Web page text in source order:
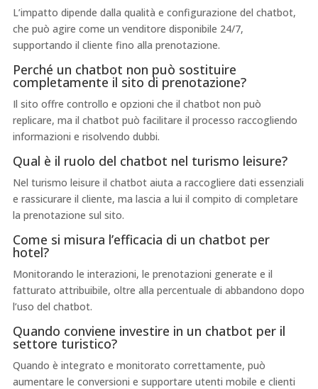
L’impatto dipende dalla qualità e configurazione del chatbot,
che può agire come un venditore disponibile 24/7,
supportando il cliente fino alla prenotazione.
Perché un chatbot non può sostituire
completamente il sito di prenotazione?
Il sito offre controllo e opzioni che il chatbot non può
replicare, ma il chatbot può facilitare il processo raccogliendo
informazioni e risolvendo dubbi.
Qual è il ruolo del chatbot nel turismo leisure?
Nel turismo leisure il chatbot aiuta a raccogliere dati essenziali
e rassicurare il cliente, ma lascia a lui il compito di completare
la prenotazione sul sito.
Come si misura l’efficacia di un chatbot per
hotel?
Monitorando le interazioni, le prenotazioni generate e il
fatturato attribuibile, oltre alla percentuale di abbandono dopo
l’uso del chatbot.
Quando conviene investire in un chatbot per il
settore turistico?
Quando è integrato e monitorato correttamente, può
aumentare le conversioni e supportare utenti mobile e clienti